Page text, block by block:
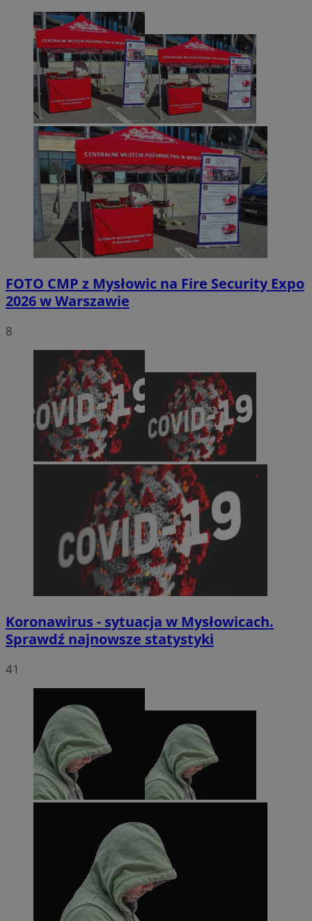
FOTO CMP z Mysłowic na Fire Security Expo
2026 w Warszawie
8
Koronawirus - sytuacja w Mysłowicach.
Sprawdź najnowsze statystyki
41